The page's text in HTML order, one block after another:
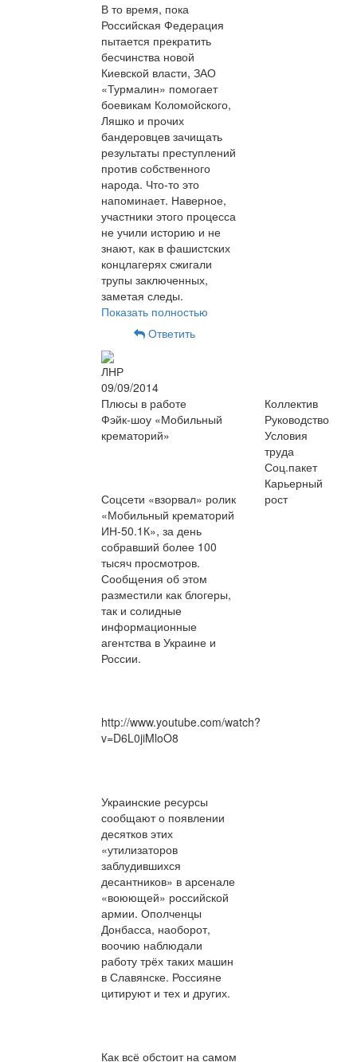
В то время, пока
Российская Федерация
пытается прекратить
бесчинства новой
Киевской власти, ЗАО
«Турмалин» помогает
боевикам Коломойского,
Ляшко и прочих
бандеровцев зачищать
результаты преступлений
против собственного
народа. Что-то это
напоминает. Наверное,
участники этого процесса
не учили историю и не
знают, как в фашистских
концлагерях сжигали
трупы заключенных,
заметая следы.
Показать полностью
Ответить
ЛНР
09/09/2014
Плюсы в работе
Фэйк-шоу «Мобильный
крематорий»
Соцсети «взорвал» ролик
«Мобильный крематорий
ИН-50.1К», за день
собравший более 100
тысяч просмотров.
Сообщения об этом
разместили как блогеры,
так и солидные
информационные
агентства в Украине и
России.
http://www.youtube.com/watch?
v=D6L0jiMloO8
Украинские ресурсы
сообщают о появлении
десятков этих
«утилизаторов
заблудившихся
десантников» в арсенале
«воюющей» российской
армии. Ополченцы
Донбасса, наоборот,
воочию наблюдали
работу трёх таких машин
в Славянске. Россияне
цитируют и тех и других.
Как всё обстоит на самом
Коллектив
Руководство
Условия
труда
Соц.пакет
Карьерный
рост